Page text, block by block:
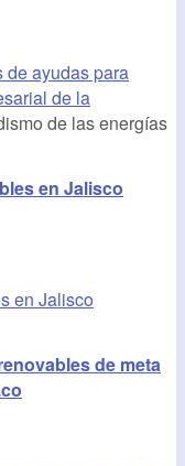
de ayudas para
de la
de las energías
en Jalisco
en Jalisco
de meta